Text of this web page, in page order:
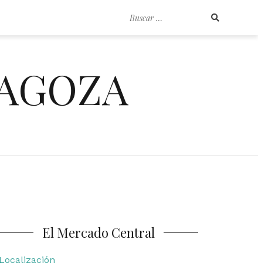
Buscar
El Mercado Central
Localización